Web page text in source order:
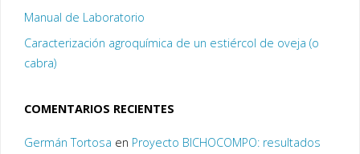
Manual de Laboratorio
Caracterización agroquímica de un estiércol de oveja (o
cabra)
COMENTARIOS RECIENTES
Germán Tortosa en Proyecto BICHOCOMPO: resultados